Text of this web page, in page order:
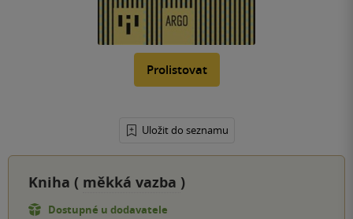
Prolistovat
Uložit do seznamu
Kniha ( měkká vazba )
Dostupné u dodavatele